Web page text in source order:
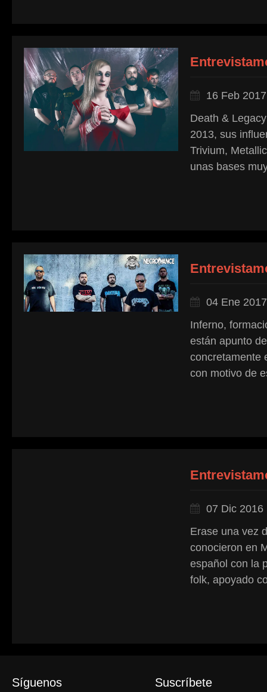
16 Feb 2017
Death &
2013, sus
Trivium,
unas bases
04 Ene 2017
Inferno,
están apunto
concretamente
con motivo de
07 Dic 2016
Erase una vez
conocieron en
español con la
folk, apoyado
Síguenos Suscríbete